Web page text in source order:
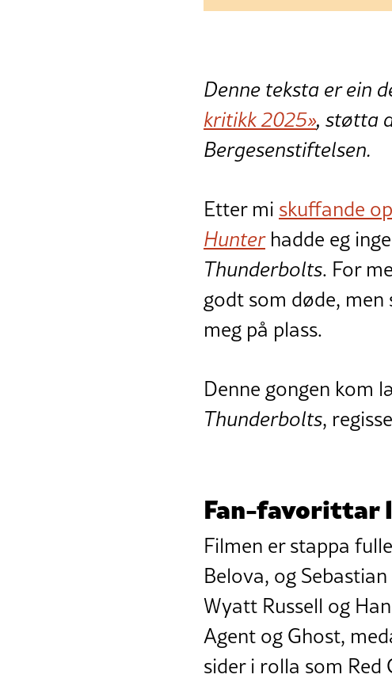
Denne teksta er ein
kritikk 2025», støtta
Bergesenstiftelsen.
Etter mi skuffande
Hunterhadde eg
Thunderbolts. For
godt som døde, men
meg på plass.
Denne gongen kom
Thunderbolts,
Fan-favorittar
Filmen er stappa
Belova, og
Wyatt Russell og
Agent og Ghost,
sider i rolla som Red